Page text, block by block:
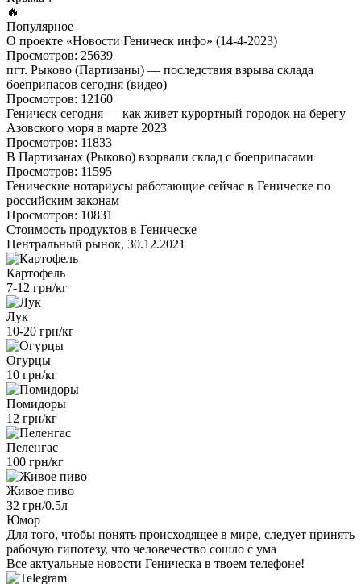
🔥
Популярное
О проекте «Новости Геническ инфо» (14-4-2023)
Просмотров: 25639
пгт. Рыково (Партизаны) — последствия взрыва склада
боеприпасов сегодня (видео)
Просмотров: 12160
Геническ сегодня — как живет курортный городок на берегу
Азовского моря в марте 2023
Просмотров: 11833
В Партизанах (Рыково) взорвали склад с боеприпасами
Просмотров: 11595
Генические нотариусы работающие сейчас в Геническе по
российским законам
Просмотров: 10831
Стоимость продуктов в Геническе
Центральный рынок, 30.12.2021
Картофель
7-12 грн/кг
Лук
10-20 грн/кг
Огурцы
10 грн/кг
Помидоры
12 грн/кг
Пеленгас
100 грн/кг
Живое пиво
32 грн/0.5л
Юмор
Для того, чтобы понять происходящее в мире, следует принять
рабочую гипотезу, что человечество сошло с ума
Все актуальные новости Геническа в твоем телефоне!